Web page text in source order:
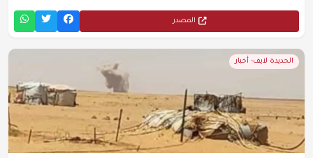
المصدر
الحديدة لايف- أخبار